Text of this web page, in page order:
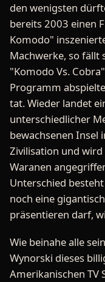
den wenigsten
bereits 2003 einen
Komodo"
Machwerke, so fällt
"Komodo Vs.
Programm
tat. Wieder landet
unterschiedlicher
bewachsenen Insel
Zivilisation und
Waranen
Unterschied
noch eine
präsentieren darf,
Wie beinahe alle
Wynorski dieses
Amerikanischen TV